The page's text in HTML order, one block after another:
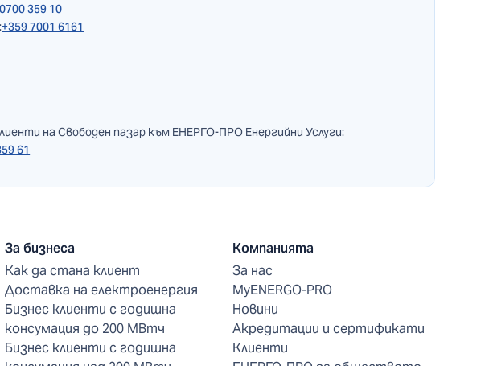
0700 359 10
+359 7001 6161
на Свободен пазар към ЕНЕРГО-ПРО Енергийни Услуги:
61
За бизнеса
Как да стана клиент
Доставка на електроенергия
Бизнес клиенти с годишна
консумация до 200 МВтч
Бизнес клиенти с годишна
Компанията
За нас
MyENERGO-PRO
Новини
Акредитации и сертификати
Клиенти